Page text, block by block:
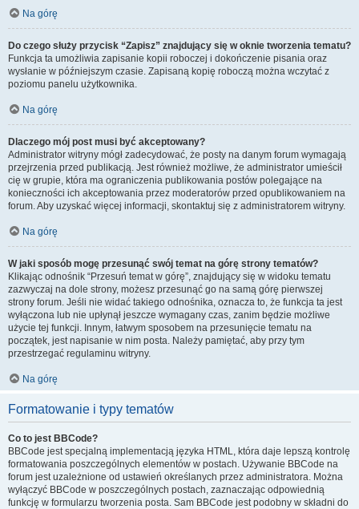
Na górę
Do czego służy przycisk “Zapisz” znajdujący się w oknie tworzenia tematu?
Funkcja ta umożliwia zapisanie kopii roboczej i dokończenie pisania oraz
wysłanie w późniejszym czasie. Zapisaną kopię roboczą można wczytać z
poziomu panelu użytkownika.
Na górę
Dlaczego mój post musi być akceptowany?
Administrator witryny mógł zadecydować, że posty na danym forum wymagają
przejrzenia przed publikacją. Jest również możliwe, że administrator umieścił
cię w grupie, która ma ograniczenia publikowania postów polegające na
konieczności ich akceptowania przez moderatorów przed opublikowaniem na
forum. Aby uzyskać więcej informacji, skontaktuj się z administratorem witryny.
Na górę
W jaki sposób mogę przesunąć swój temat na górę strony tematów?
Klikając odnośnik “Przesuń temat w górę”, znajdujący się w widoku tematu
zazwyczaj na dole strony, możesz przesunąć go na samą górę pierwszej
strony forum. Jeśli nie widać takiego odnośnika, oznacza to, że funkcja ta jest
wyłączona lub nie upłynął jeszcze wymagany czas, zanim będzie możliwe
użycie tej funkcji. Innym, łatwym sposobem na przesunięcie tematu na
początek, jest napisanie w nim posta. Należy pamiętać, aby przy tym
przestrzegać regulaminu witryny.
Na górę
Formatowanie i typy tematów
Co to jest BBCode?
BBCode jest specjalną implementacją języka HTML, która daje lepszą kontrolę
formatowania poszczególnych elementów w postach. Używanie BBCode na
forum jest uzależnione od ustawień określanych przez administratora. Można
wyłączyć BBCode w poszczególnych postach, zaznaczając odpowiednią
funkcję w formularzu tworzenia posta. Sam BBCode jest podobny w składni do